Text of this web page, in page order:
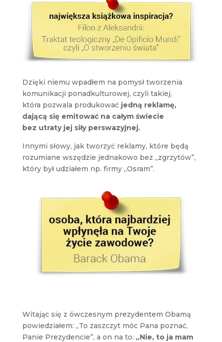
Dzięki niemu wpadłem na pomysł tworzenia
komunikacji ponadkulturowej, czyli takiej,
która pozwala produkowaćjedną reklamę,
dającą się emitować na całym świecie
bez utraty jej siły perswazyjnej.
Innymi słowy, jak tworzyć reklamy, które będą
rozumiane wszędzie jednakowo bez „zgrzytów”,
który był udziałem np. firmy „Osram”.
Witając się z ówczesnym prezydentem Obamą
powiedziałem: „To zaszczyt móc Pana poznać,
Panie Prezydencie”, a on na to: „Nie, to ja mam